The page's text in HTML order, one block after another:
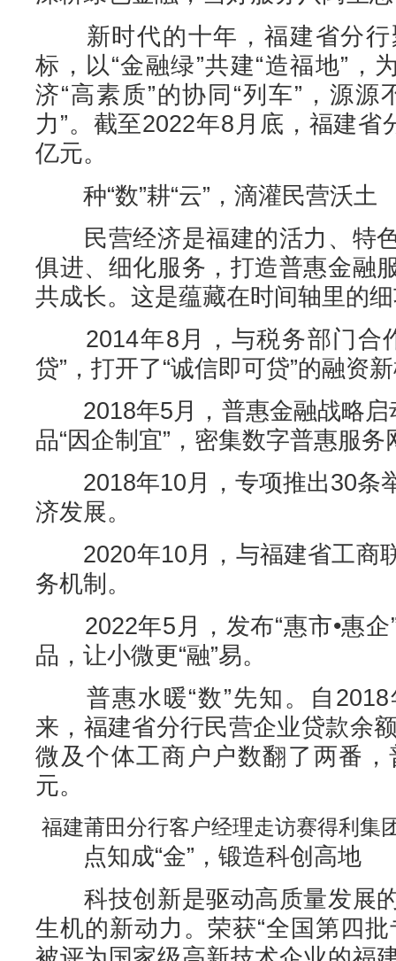
新时代的十年，福建省分行
标，以“金融绿”共建“造福地”，
济“高素质”的协同“列车”，源
力”。截至2022年8月底，福建
亿元。
种“数”耕“云”，滴灌民营沃土
民营经济是福建的活力、特
俱进、细化服务，打造普惠金融
共成长。这是蕴藏在时间轴里的
2014年8月，与税务部门合
贷”，打开了“诚信即可贷”的融资
2018年5月，普惠金融战略启
品“因企制宜”，密集数字普惠服务
2018年10月，专项推出30条
济发展。
2020年10月，与福建省工商
务机制。
2022年5月，发布“惠市•惠企
品，让小微更“融”易。
普惠水暖“数”先知。自2018
来，福建省分行民营企业贷款余
微及个体工商户户数翻了两番
元。
福建莆田分行客户经理走访赛得利集
点知成“金”，锻造科创高地
科技创新是驱动高质量发展
生机的新动力。荣获“全国第四